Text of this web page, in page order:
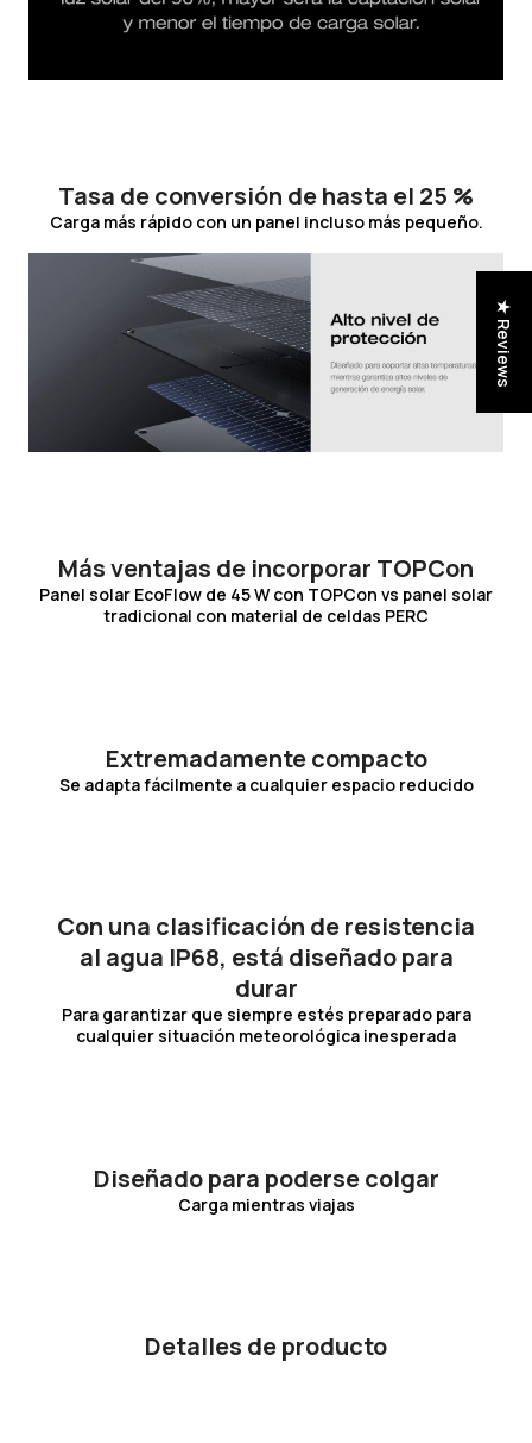
Tasa de conversión de hasta el 25 %
Carga más rápido con un panel incluso más pequeño.
Más ventajas de incorporar TOPCon
Panel solar EcoFlow de 45 W con TOPCon vs panel solar
tradicional con material de celdas PERC
Extremadamente compacto
Se adapta fácilmente a cualquier espacio reducido
Con una clasificación de resistencia
al agua IP68, está diseñado para
durar
Para garantizar que siempre estés preparado para
cualquier situación meteorológica inesperada
Diseñado para poderse colgar
Carga mientras viajas
Detalles de producto
★ Reviews